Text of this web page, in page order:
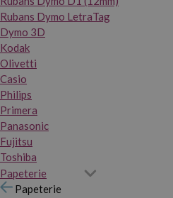
Rubans Dymo LetraTag
Dymo 3D
Kodak
Olivetti
Casio
Philips
Primera
Panasonic
Fujitsu
Toshiba
Papeterie
Papeterie